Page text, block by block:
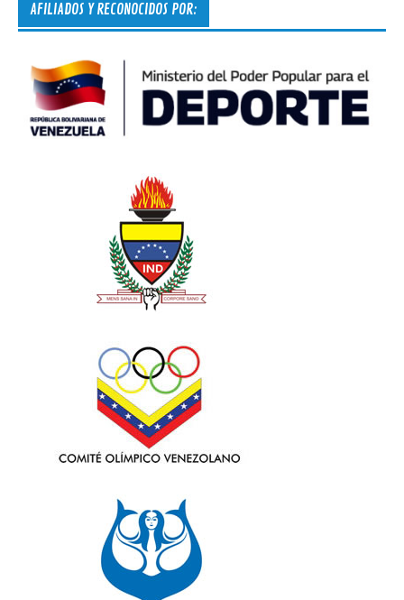
AFILIADOS Y RECONOCIDOS POR: